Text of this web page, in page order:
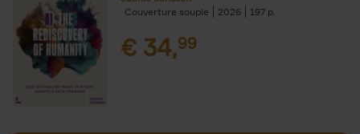
Couverture souple
2026 197
€ 34,99